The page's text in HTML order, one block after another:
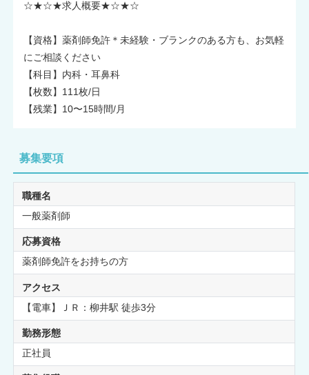
☆★☆★求人概要★☆★☆
【資格】薬剤師免許＊未経験・ブランクのある方も、お気軽
にご相談ください
【科目】内科・耳鼻科
【枚数】111枚/日
【残業】10〜15時間/月
募集要項
職種名
一般薬剤師
応募資格
薬剤師免許をお持ちの方
アクセス
【電車】ＪＲ：柳井駅 徒歩3分
勤務形態
正社員